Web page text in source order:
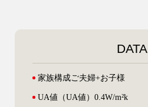
DATA
家族構成ご夫婦+お子様
UA値 （UA値）0.4W/m²k